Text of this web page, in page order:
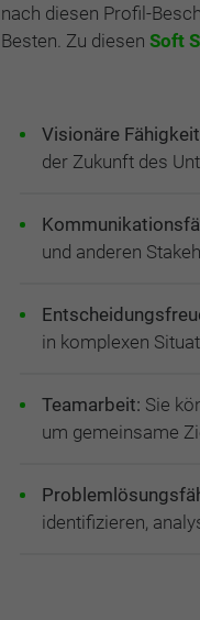
nach diesen Profil-
Besten. Zu diesen Soft
Visionäre
der Zukunft des
und anderen
in komplexen
Teamarbeit: Sie
um gemeinsame
identifizieren,